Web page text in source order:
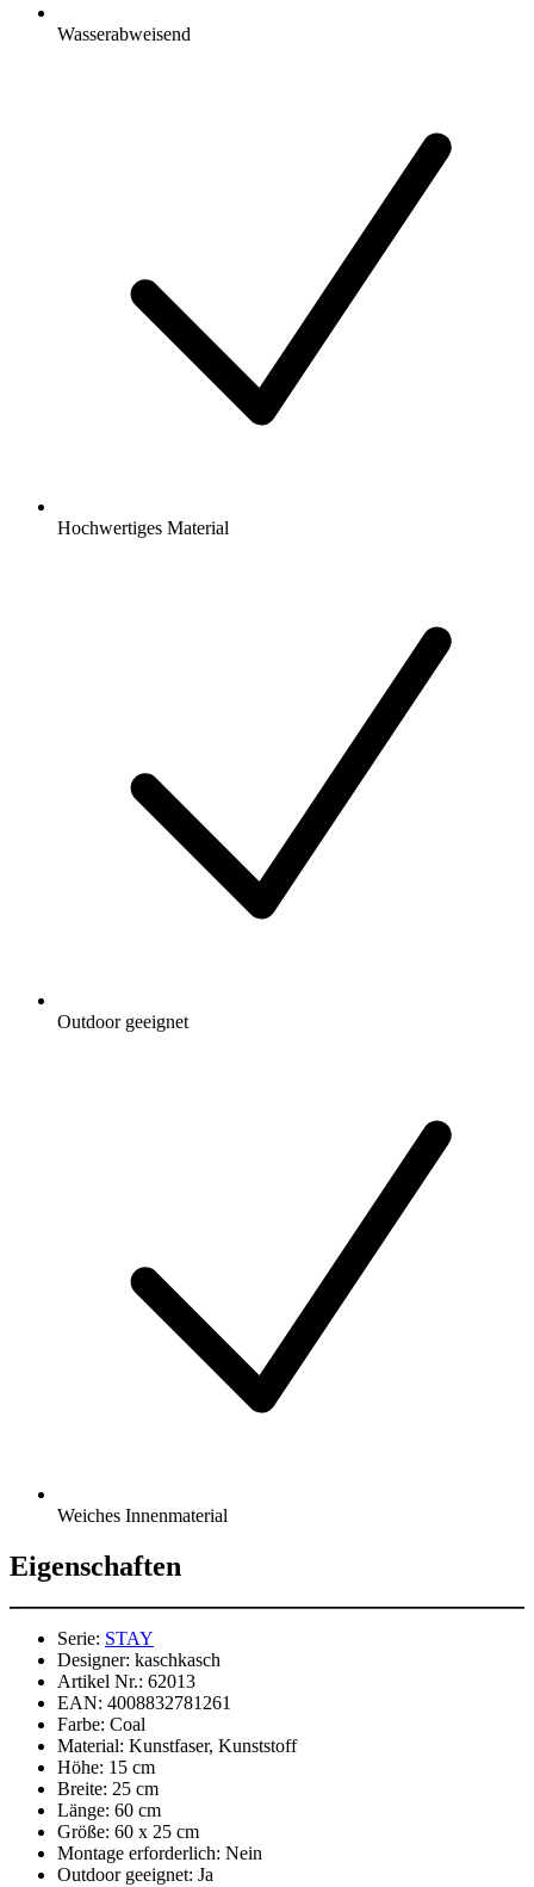
Wasserabweisend
Hochwertiges Material
Outdoor geeignet
Weiches Innenmaterial
Eigenschaften
Serie: STAY
Designer: kaschkasch
Artikel Nr.: 62013
EAN: 4008832781261
Farbe: Coal
Material: Kunstfaser, Kunststoff
Höhe: 15 cm
Breite: 25 cm
Länge: 60 cm
Größe: 60 x 25 cm
Montage erforderlich: Nein
Outdoor geeignet: Ja